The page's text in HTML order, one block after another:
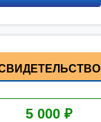
5 000 ₽